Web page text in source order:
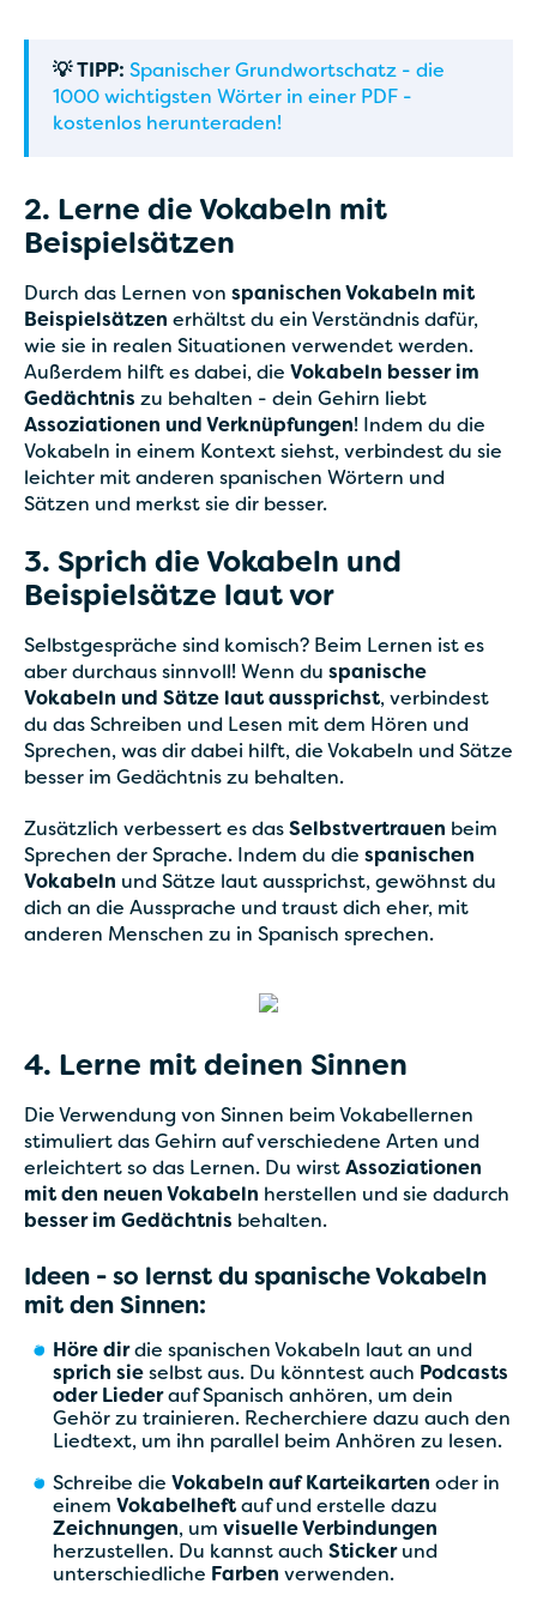
💡 TIPP: Spanischer Grundwortschatz - die
1000 wichtigsten Wörter in einer PDF -
kostenlos herunteraden!
2. Lerne die Vokabeln mit
Beispielsätzen
Durch das Lernen von spanischen Vokabeln mit
Beispielsätzen erhältst du ein Verständnis dafür,
wie sie in realen Situationen verwendet werden.
Außerdem hilft es dabei, die Vokabeln besser im
Gedächtnis zu behalten - dein Gehirn liebt
Assoziationen und Verknüpfungen! Indem du die
Vokabeln in einem Kontext siehst, verbindest du sie
leichter mit anderen spanischen Wörtern und
Sätzen und merkst sie dir besser.
3. Sprich die Vokabeln und
Beispielsätze laut vor
Selbstgespräche sind komisch? Beim Lernen ist es
aber durchaus sinnvoll! Wenn du spanische
Vokabeln und Sätze laut aussprichst, verbindest
du das Schreiben und Lesen mit dem Hören und
Sprechen, was dir dabei hilft, die Vokabeln und Sätze
besser im Gedächtnis zu behalten.
Zusätzlich verbessert es das Selbstvertrauen beim
Sprechen der Sprache. Indem du die spanischen
Vokabeln und Sätze laut aussprichst, gewöhnst du
dich an die Aussprache und traust dich eher, mit
anderen Menschen zu in Spanisch sprechen.
4. Lerne mit deinen Sinnen
Die Verwendung von Sinnen beim Vokabellernen
stimuliert das Gehirn auf verschiedene Arten und
erleichtert so das Lernen. Du wirst Assoziationen
mit den neuen Vokabeln herstellen und sie dadurch
besser im Gedächtnis behalten.
Ideen - so lernst du spanische Vokabeln
mit den Sinnen:
Höre dirdie spanischen Vokabeln laut an und
sprich sie selbst aus. Du könntest auch Podcasts
oder Liederauf Spanisch anhören, um dein
Gehör zu trainieren. Recherchiere dazu auch den
Liedtext, um ihn parallel beim Anhören zu lesen.
Schreibe die Vokabeln auf Karteikarten oder in
einem Vokabelheftauf und erstelle dazu
Zeichnungen, um visuelle Verbindungen
herzustellen. Du kannst auch Sticker und
unterschiedliche Farben verwenden.